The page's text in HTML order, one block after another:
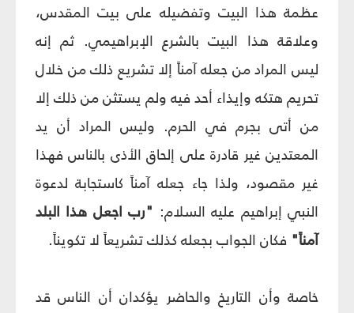
عظمة هذا البيت وتفضيله على بيت المقدس،
وعلاقة هذا البيت بالشرع الإبراهيمي. ثم إنه
ليس المراد من جعله آمناً إلا تشريع ذلك من خلال
تحريم هتكه وإيذاء أحد فيه ولم يستثن من ذلك إلا
من أتى بجرم في الحرم. وليس المراد أن يد
المعتدين غير قادرة على إلحاق الأذى بالناس فهذا
غير مقصود، ولذا جاء جعله آمناً كاستجابة لدعوة
النبي إبراهيم عليه السلام: "رب اجعل هذا البلد
آمناً" فكان الجواب بجعله كذلك تشريعاً لا تكويناً.
خاصة وأن التاريخ والحاضر يؤكدان أن الناس قد